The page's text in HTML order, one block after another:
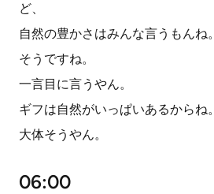
ど、
自然の豊かさはみんな言うもんね。
そうですね。
一言目に言うやん。
ギフは自然がいっぱいあるからね。
大体そうやん。
06:00